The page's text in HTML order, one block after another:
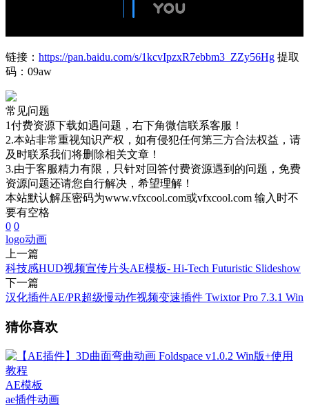
链接： https://pan.baidu.com/s/1kcvIpzxR7ebbm3_ZZy56Hg 提取
码：09aw
常见问题
1付费资源下载如遇问题，右下角微信联系客服！
2.本站非常重视知识产权，如有侵犯任何第三方合法权益，请
及时联系我们将删除相关文章！
3.由于客服精力有限，只针对回答付费资源遇到的问题，免费
资源问题还请您自行解决，希望理解！
本站默认解压密码为www.vfxcool.com或vfxcool.com 输入时不
要有空格
0 0
logo动画
上一篇
科技感HUD视频宣传片头AE模板- Hi-Tech Futuristic Slideshow
下一篇
汉化插件AE/PR超级慢动作视频变速插件 Twixtor Pro 7.3.1 Win
猜你喜欢
AE模板
ae插件动画